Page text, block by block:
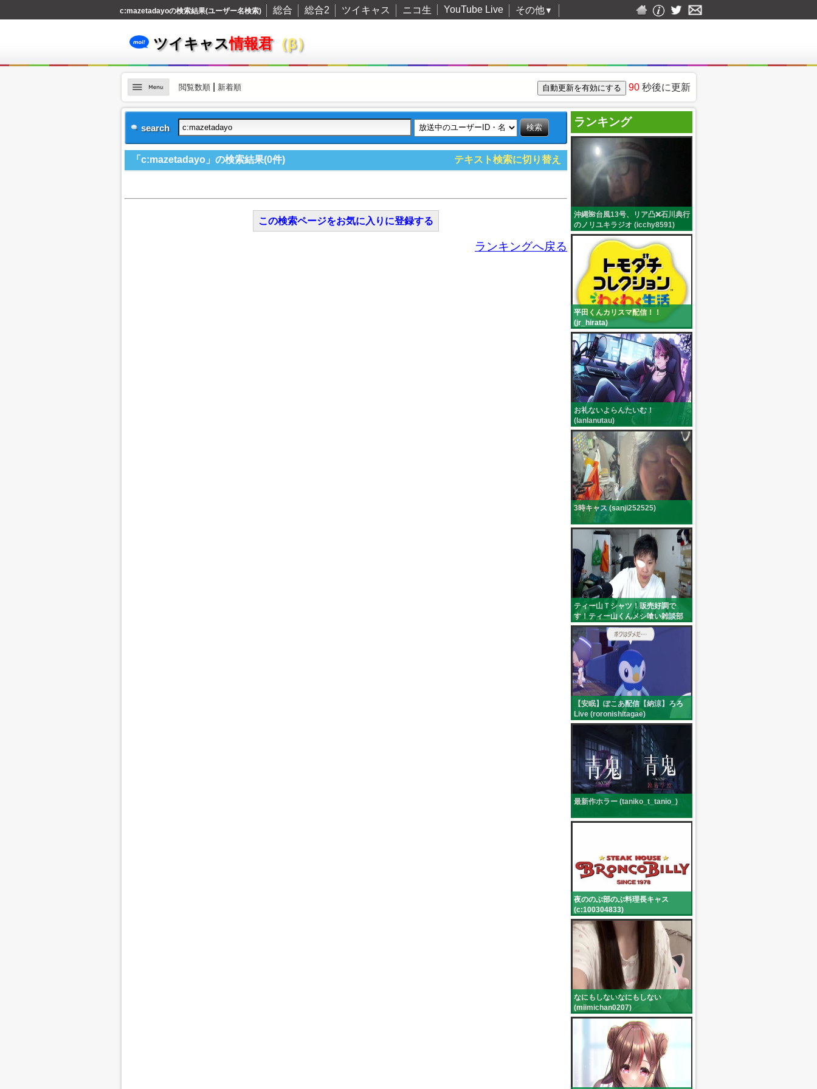
c:mazetadayoの検索結果(ユーザー名検索) 総合 総合2 ツイキャス ニコ生 YouTube Live その他▼
ツイキャス情報君（β）
閲覧数順| 新着順 90秒後に更新
search
「c:mazetadayo」の検索結果(0件) テキスト検索に切り替え
この検索ページをお気に入りに登録する
ランキングへ戻る
ランキング
沖縄🌺台風13号、リア凸❌石川典行
のノリユキラジオ (icchy8591)
平田くんカリスマ配信！！
(jr_hirata)
お礼ないよらんたいむ！
(lanlanutau)
3時キャス (sanji252525)
ティー山Ｔシャツ！販売好調で
す！ティー山くんメシ喰い雑談部
屋🏠🍚 (c:t_yama)
【安眠】ぽこあ配信【納涼】ろろ
Live (roronishitagae)
最新作ホラー (taniko_t_tanio_)
夜ののぶ部のぶ料理長キャス
(c:100304833)
なにもしないなにもしない
(miimichan0207)